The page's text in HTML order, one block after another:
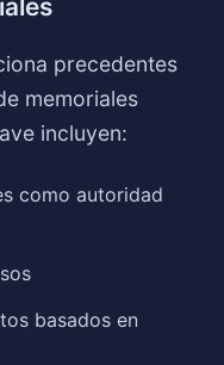
precedentes
memoriales
incluyen:
como autoridad
basados en